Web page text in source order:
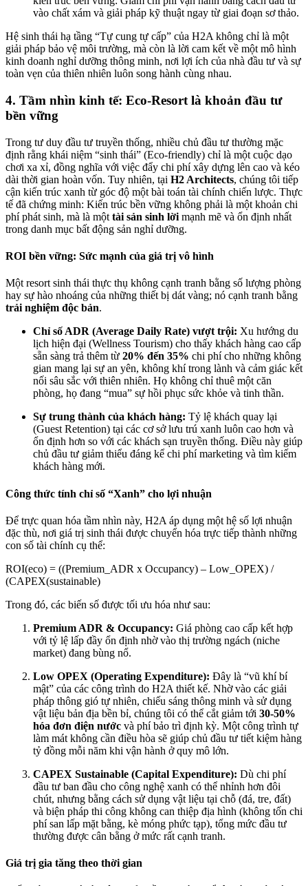
vào chất xám và giải pháp kỹ thuật ngay từ giai đoạn sơ thảo.
Hệ sinh thái hạ tầng “Tự cung tự cấp” của H2A không chỉ là một
giải pháp bảo vệ môi trường, mà còn là lời cam kết về một mô hình
kinh doanh nghỉ dưỡng thông minh, nơi lợi ích của nhà đầu tư và sự
toàn vẹn của thiên nhiên luôn song hành cùng nhau.
4. Tầm nhìn kinh tế: Eco-Resort là khoản đầu tư
bền vững
Trong tư duy đầu tư truyền thống, nhiều chủ đầu tư thường mặc
định rằng khái niệm “sinh thái” (Eco-friendly) chỉ là một cuộc dạo
chơi xa xỉ, đồng nghĩa với việc đẩy chi phí xây dựng lên cao và kéo
dài thời gian hoàn vốn. Tuy nhiên, tại H2 Architects, chúng tôi tiếp
cận kiến trúc xanh từ góc độ một bài toán tài chính chiến lược. Thực
tế đã chứng minh: Kiến trúc bền vững không phải là một khoản chi
phí phát sinh, mà là một tài sản sinh lời mạnh mẽ và ổn định nhất
trong danh mục bất động sản nghỉ dưỡng.
ROI bền vững: Sức mạnh của giá trị vô hình
Một resort sinh thái thực thụ không cạnh tranh bằng số lượng phòng
hay sự hào nhoáng của những thiết bị dát vàng; nó cạnh tranh bằng
trải nghiệm độc bản.
Chỉ số ADR (Average Daily Rate) vượt trội: Xu hướng du
lịch hiện đại (Wellness Tourism) cho thấy khách hàng cao cấp
sẵn sàng trả thêm từ 20% đến 35% chi phí cho những không
gian mang lại sự an yên, không khí trong lành và cảm giác kết
nối sâu sắc với thiên nhiên. Họ không chỉ thuê một căn
phòng, họ đang “mua” sự hồi phục sức khỏe và tinh thần.
Sự trung thành của khách hàng: Tỷ lệ khách quay lại
(Guest Retention) tại các cơ sở lưu trú xanh luôn cao hơn và
ổn định hơn so với các khách sạn truyền thống. Điều này giúp
chủ đầu tư giảm thiểu đáng kể chi phí marketing và tìm kiếm
khách hàng mới.
Công thức tính chỉ số “Xanh” cho lợi nhuận
Để trực quan hóa tầm nhìn này, H2A áp dụng một hệ số lợi nhuận
đặc thù, nơi giá trị sinh thái được chuyển hóa trực tiếp thành những
con số tài chính cụ thể:
ROI(eco) = ((Premium_ADR x Occupancy) – Low_OPEX) /
(CAPEX(sustainable)
Trong đó, các biến số được tối ưu hóa như sau:
Premium ADR & Occupancy: Giá phòng cao cấp kết hợp
với tỷ lệ lấp đầy ổn định nhờ vào thị trường ngách (niche
market) đang bùng nổ.
Low OPEX (Operating Expenditure): Đây là “vũ khí bí
mật” của các công trình do H2A thiết kế. Nhờ vào các giải
pháp thông gió tự nhiên, chiếu sáng thông minh và sử dụng
vật liệu bản địa bền bỉ, chúng tôi có thể cắt giảm tới 30-50%
hóa đơn điện nước và phí bảo trì định kỳ. Một công trình tự
làm mát không cần điều hòa sẽ giúp chủ đầu tư tiết kiệm hàng
tỷ đồng mỗi năm khi vận hành ở quy mô lớn.
CAPEX Sustainable (Capital Expenditure): Dù chi phí
đầu tư ban đầu cho công nghệ xanh có thể nhỉnh hơn đôi
chút, nhưng bằng cách sử dụng vật liệu tại chỗ (đá, tre, đất)
và biện pháp thi công không can thiệp địa hình (không tốn chi
phí san lấp mặt bằng, kè móng phức tạp), tổng mức đầu tư
thường được cân bằng ở mức rất cạnh tranh.
Giá trị gia tăng theo thời gian